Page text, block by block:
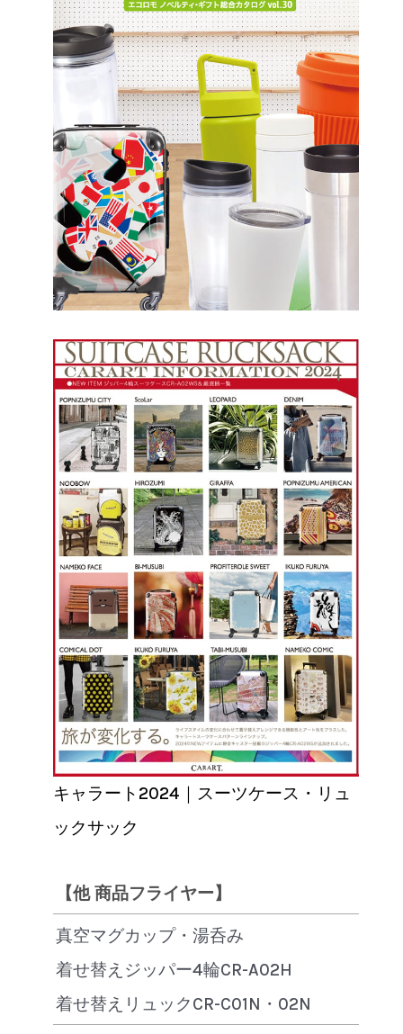
キャラート2024｜スーツケース・リュ
ックサック
【他 商品フライヤー】
真空マグカップ・湯呑み
着せ替えジッパー4輪CR-A02H
着せ替えリュックCR-C01N・02N